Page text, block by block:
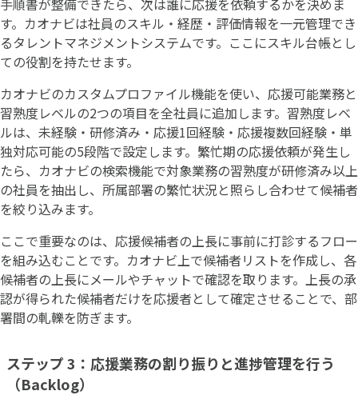
手順書が整備できたら、次は誰に応援を依頼するかを決めま
す。カオナビは社員のスキル・経歴・評価情報を一元管理でき
るタレントマネジメントシステムです。ここにスキル台帳とし
ての役割を持たせます。
カオナビのカスタムプロファイル機能を使い、応援可能業務と
習熟度レベルの2つの項目を全社員に追加します。習熟度レベ
ルは、未経験・研修済み・応援1回経験・応援複数回経験・単
独対応可能の5段階で設定します。繁忙期の応援依頼が発生し
たら、カオナビの検索機能で対象業務の習熟度が研修済み以上
の社員を抽出し、所属部署の繁忙状況と照らし合わせて候補者
を絞り込みます。
ここで重要なのは、応援候補者の上長に事前に打診するフロー
を組み込むことです。カオナビ上で候補者リストを作成し、各
候補者の上長にメールやチャットで確認を取ります。上長の承
認が得られた候補者だけを応援者として確定させることで、部
署間の軋轢を防ぎます。
ステップ 3：応援業務の割り振りと進捗管理を行う
（Backlog）